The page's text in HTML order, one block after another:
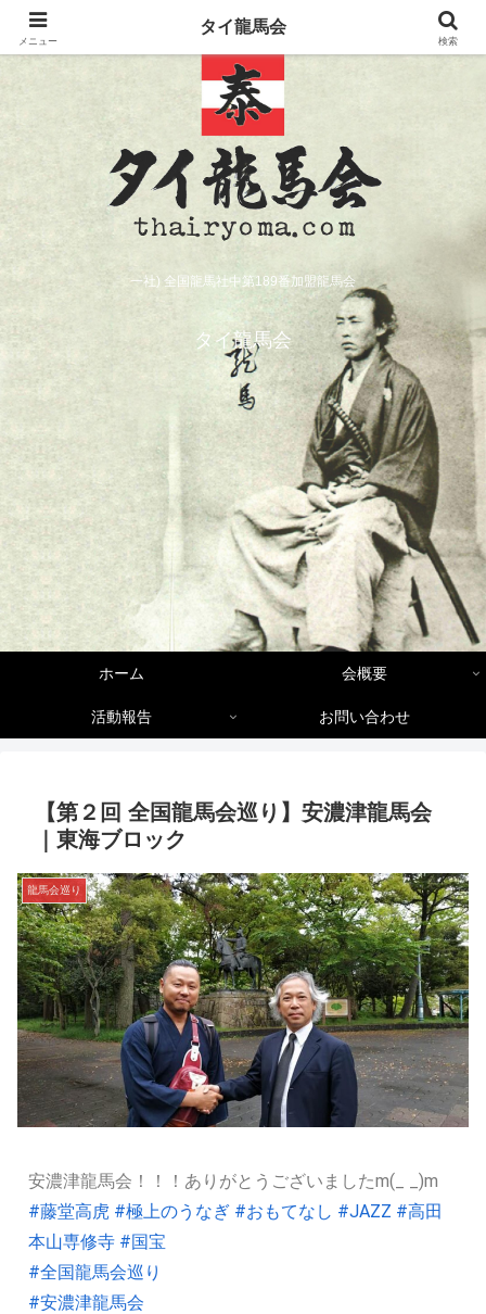
一社) 全国龍馬社中第189番加盟龍馬会
タイ龍馬会
ホーム 会概要
活動報告 お問い合わせ
【第２回 全国龍馬会巡り】安濃津龍馬会
｜東海ブロック
龍馬会巡り
安濃津龍馬会！！！ありがとうございましたm(_ _)m
#藤堂高虎 #極上のうなぎ #おもてなし #JAZZ #高田
本山専修寺 #国宝
#全国龍馬会巡り
#安濃津龍馬会
メニュー
タイ龍馬会
検索